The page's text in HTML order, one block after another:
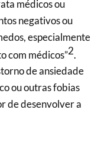
médicos ou
negativos ou
especialmente
com médicos”2.
de ansiedade
ou outras fobias
de desenvolver a